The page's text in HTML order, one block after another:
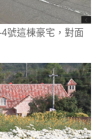
號這棟豪宅，對面